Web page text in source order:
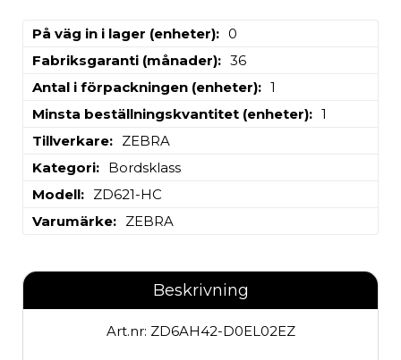
På väg in i lager (enheter)
0
Fabriksgaranti (månader)
36
Antal i förpackningen (enheter)
1
Minsta beställningskvantitet (enheter)
1
Tillverkare
ZEBRA
Kategori
Bordsklass
Modell
ZD621-HC
Varumärke
ZEBRA
Beskrivning
Art.nr: ZD6AH42-D0EL02EZ